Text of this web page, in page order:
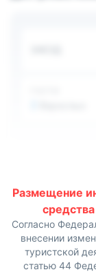
необходимого
техника,
Аэропорт
Расстояние до
превышает 70
метрах. В 500 м
развлечениями.
Никитский
Массандра,
Размещение
Согласно
внесении
туристской
статью 44